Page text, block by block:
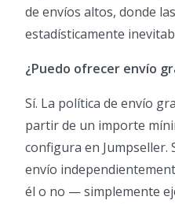
de envíos altos, donde
estadísticamente
¿Puedo ofrecer envío
Sí. La política de envío
partir de un importe
configura en Jumpseller.
envío
él o no — simplemente